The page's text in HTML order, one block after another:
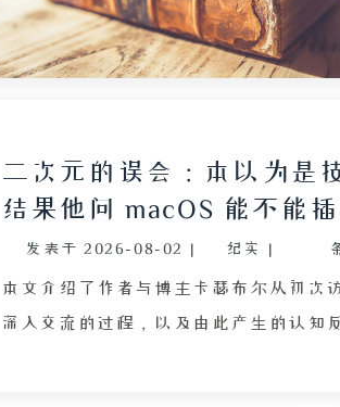
评了缺乏现实判断力的提问方式，最终
职业选择与自我提升。
二次元的误会：本以为是
结果他问 macOS 能不能
发表于 2026-08-02 | 纪实 |
本文介绍了作者与博主卡瑟布尔从初次
深入交流的过程，以及由此产生的认知